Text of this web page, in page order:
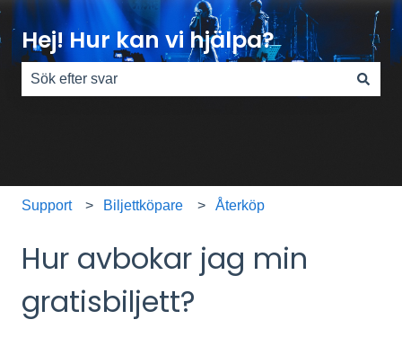
Hej! Hur kan vi hjälpa?
Support Biljettköpare Återköp
Hur avbokar jag min
gratisbiljett?